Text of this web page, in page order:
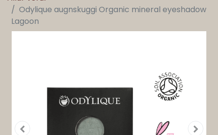
Odylique augnskuggi Organic mineral eyeshadow
Lagoon